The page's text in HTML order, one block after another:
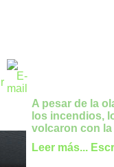
A pesar de la
los incendios,
volcaron con
Leer más...